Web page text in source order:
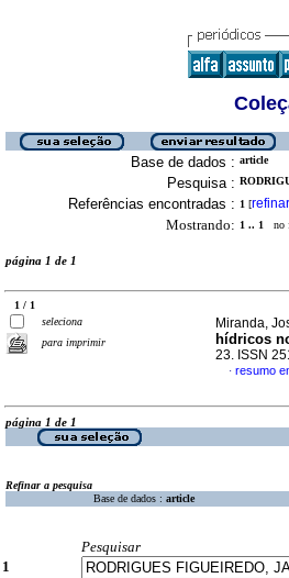
Base de dados : article
Pesquisa :
Referências encontradas : 1 [refinar
Mostrando: 1 .. 1 no
página 1 de 1
1 / 1
seleciona
para imprimir
Miranda,
hídricos
23. ISSN
· resumo
página 1 de 1
Refinar a pesquisa
Base de dados : article
Pesquisar
1